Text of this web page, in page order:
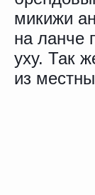
микижи
на ланче
уху. Так
из